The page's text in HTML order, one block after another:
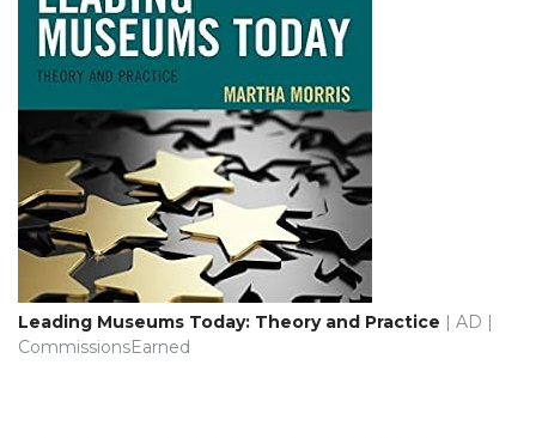
Leading Museums Today: Theory and Practice | AD |
CommissionsEarned